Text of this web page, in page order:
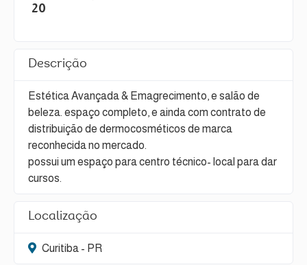
20
Descrição
Estética Avançada & Emagrecimento, e salão de
beleza. espaço completo, e ainda com contrato de
distribuição de dermocosméticos de marca
reconhecida no mercado.
possui um espaço para centro técnico- local para dar
cursos.
Localização
Curitiba - PR